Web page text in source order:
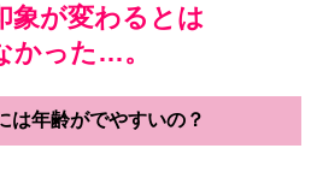
象が変わるとは
かった…。
は年齢がでやすいの？